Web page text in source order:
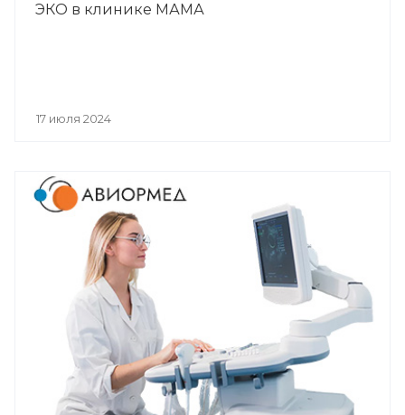
ЭКО в клинике МАМА
17 июля 2024